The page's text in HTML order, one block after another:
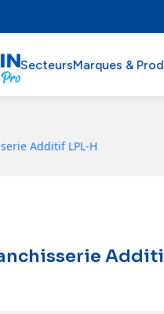
SecteursMarques &
Additif LPL-H